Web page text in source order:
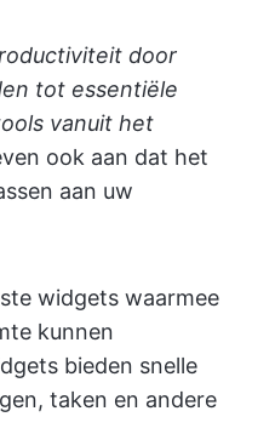
door
tot essentiële
vanuit het
ook aan dat het
aan uw
widgets waarmee
kunnen
bieden snelle
taken en andere